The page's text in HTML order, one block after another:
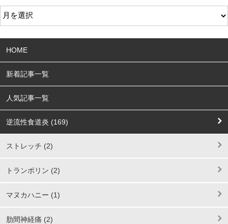
HOME
新着記事一覧
人気記事一覧
逆流性食道炎 (169)
ストレッチ (2)
トランポリン (2)
マヌカハニー (1)
肋間神経痛 (2)